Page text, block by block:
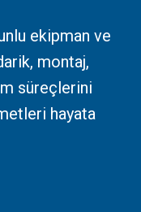
ekipman ve
montaj,
süreçlerini
hayata